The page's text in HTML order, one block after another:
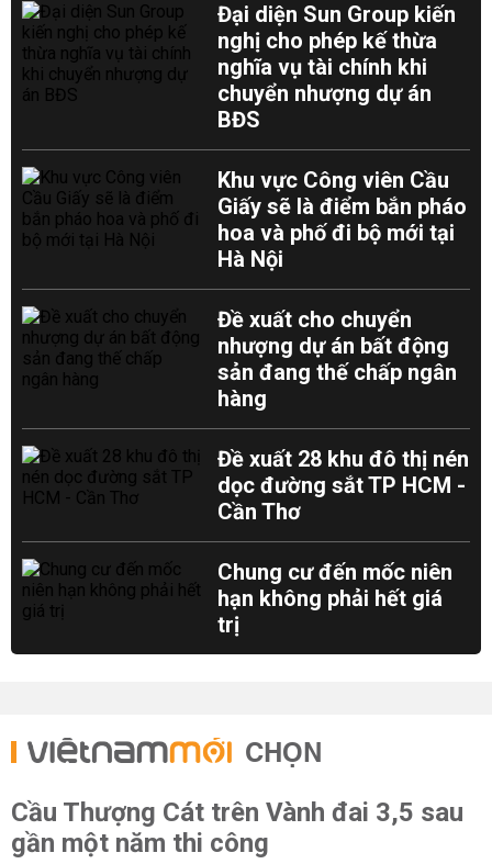
Đại diện Sun Group kiến
nghị cho phép kế thừa
nghĩa vụ tài chính khi
chuyển nhượng dự án
BĐS
Khu vực Công viên Cầu
Giấy sẽ là điểm bắn pháo
hoa và phố đi bộ mới tại
Hà Nội
Đề xuất cho chuyển
nhượng dự án bất động
sản đang thế chấp ngân
hàng
Đề xuất 28 khu đô thị nén
dọc đường sắt TP HCM -
Cần Thơ
Chung cư đến mốc niên
hạn không phải hết giá
trị
CHỌN
Cầu Thượng Cát trên Vành đai 3,5 sau
gần một năm thi công